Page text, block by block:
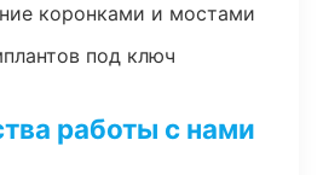
коронками и мостами
под ключ
работы с нами